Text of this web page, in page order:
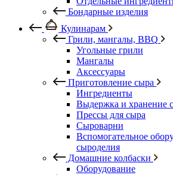
Бондарные изделия
Кулинарам
Грили, мангалы, BBQ
Угольные грили
Мангалы
Аксессуары
Приготовление сыра
Ингредиенты
Выдержка и хранение
Прессы для сыра
Сыроварни
Вспомогательное
сыроделия
Домашние колбаски
Оборудование